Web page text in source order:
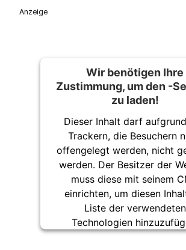
Anzeige
Wir benötigen Ihre
Zustimmung, um den -
zu laden!
Dieser Inhalt darf
Trackern, die Besuchern
offengelegt werden, nicht
werden. Der Besitzer der
muss diese mit seinem
einrichten, um diesen
Liste der verwendeten
Technologien
powered byUsercentrics